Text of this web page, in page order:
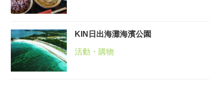
KIN日出海灘海濱公園
活動・購物